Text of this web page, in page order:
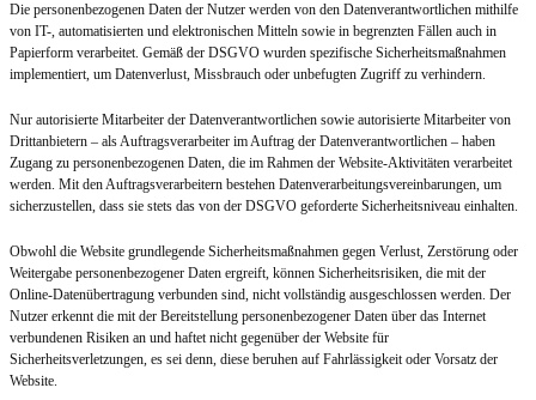
Die personenbezogenen Daten der Nutzer werden von den Datenverantwortlichen mithilfe
von IT-, automatisierten und elektronischen Mitteln sowie in begrenzten Fällen auch in
Papierform verarbeitet. Gemäß der DSGVO wurden spezifische Sicherheitsmaßnahmen
implementiert, um Datenverlust, Missbrauch oder unbefugten Zugriff zu verhindern.
Nur autorisierte Mitarbeiter der Datenverantwortlichen sowie autorisierte Mitarbeiter von
Drittanbietern – als Auftragsverarbeiter im Auftrag der Datenverantwortlichen – haben
Zugang zu personenbezogenen Daten, die im Rahmen der Website-Aktivitäten verarbeitet
werden. Mit den Auftragsverarbeitern bestehen Datenverarbeitungsvereinbarungen, um
sicherzustellen, dass sie stets das von der DSGVO geforderte Sicherheitsniveau einhalten.
Obwohl die Website grundlegende Sicherheitsmaßnahmen gegen Verlust, Zerstörung oder
Weitergabe personenbezogener Daten ergreift, können Sicherheitsrisiken, die mit der
Online-Datenübertragung verbunden sind, nicht vollständig ausgeschlossen werden. Der
Nutzer erkennt die mit der Bereitstellung personenbezogener Daten über das Internet
verbundenen Risiken an und haftet nicht gegenüber der Website für
Sicherheitsverletzungen, es sei denn, diese beruhen auf Fahrlässigkeit oder Vorsatz der
Website.